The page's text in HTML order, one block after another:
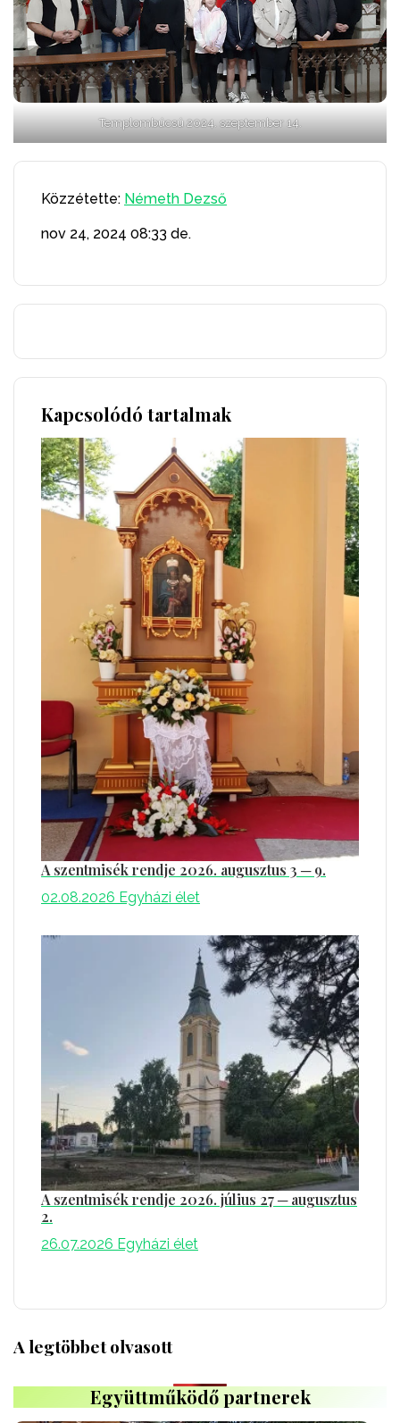
Templombúcsú 2024. szeptember 14.
Közzétette: Németh Dezső
nov 24, 2024 08:33 de.
Kapcsolódó tartalmak
A szentmisék rendje 2026. augusztus 3 ─ 9.
02.08.2026 Egyházi élet
A szentmisék rendje 2026. július 27 ─ augusztus
2.
26.07.2026 Egyházi élet
A legtöbbet olvasott
Együttműködő partnerek